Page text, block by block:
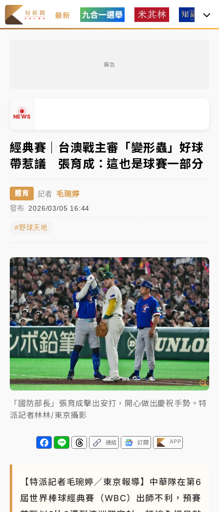
最新
廣告
NEWS
中信慈善基金會想增加董事人數！辜仲諒向法院聲請遭
駁 理由曝光
故宮《龍藏經》特展第2檔！今線上預約開賣一度塞車
周六起展出延長至晚上7時
台東農業處長涉圖利渡假村！東檢抗告成功 今重開羈
父親節泡湯了！中颱白海豚雨彈轟3天 「紅到發紫」降
雨熱區曝
暑假過三周才推「E宿新北打卡趣」！抽獎程序複雜 觀
旅局回應了
中信慈善基金會想增加董事人數！辜仲諒向法院聲請遭
駁 理由曝光
故宮《龍藏經》特展第2檔！今線上預約開賣一度塞車
周六起展出延長至晚上7時
台東農業處長涉圖利渡假村！東檢抗告成功 今重開羈
押庭
父親節泡湯了！中颱白海豚雨彈轟3天 「紅到發紫」降
雨熱區曝
經典賽｜台澳戰主審「變形蟲」好球
帶惹議 張育成：這也是球賽一部分
體育 記者 毛琬婷
發布 2026/03/05 16:44
#野球天地
「國防部長」張育成擊出安打，開心做出慶祝手勢。特
派記者林林/東京攝影
連結 訂閱 APP
【特派記者毛琬婷／東京報導】中華隊在第6
屆世界棒球經典賽（WBC）出師不利，預賽